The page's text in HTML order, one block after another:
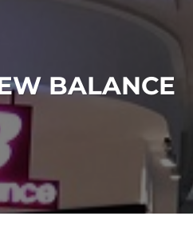
BALANCE